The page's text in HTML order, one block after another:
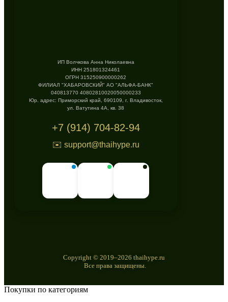
ИП Волчкова Анна Николаевна
ИНН 251801324461
ОГРН 315250900000262
ФИЛИАЛ "ХАБАРОВСКИЙ" АО "АЛЬФА-БАНК"
040813770 40802810020050000233
Юр. адрес: Приморский край, 690109, г. Владивосток,
ул. Ватутина 4А, кв. 38
+7 (914) 704-82-94
✉️ support@thaihype.ru
Copyright © 2019–2026 thaihype.ru
Все права защищены.
Покупки по категориям